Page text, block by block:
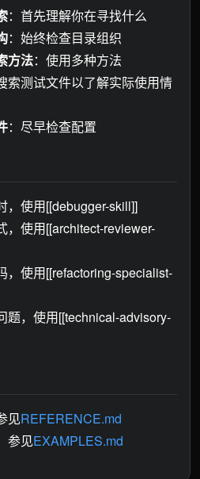
：首先理解你在寻找什么
：始终检查目录组织
方法：使用多种方法
索测试文件以了解实际使用情
：尽早检查配置
，使用[[debugger-skill]]
，使用[[architect-reviewer-
，使用[[refactoring-specialist-
题，使用[[technical-advisory-
见REFERENCE.md
参见EXAMPLES.md